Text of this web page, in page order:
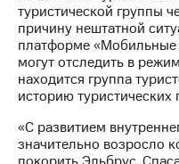
и
аудит
Рынок
акций
Описание
приобретения
Порядок
туристической группы
причину нештатной
платформе «Мобильные
могут отследить в
находится группа
историю
«С развитием
значительно возросло